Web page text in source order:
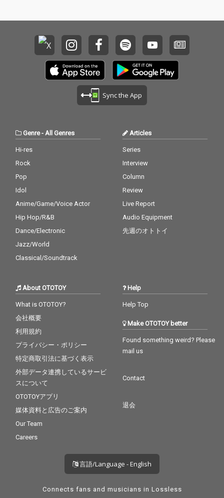
Sync the App
Genre- All Genres
Hi-res
Rock
Pop
Idol
Anime/Game/Voice Actor
Hip Hop/R&B
Dance/Electronic
Jazz/World
Classical/Soundtrack
Articles
Series
Interview
Column
Review
Live Report
Audio Equipment
先週のオトトイ
About OTOTOY
What is OTOTOY?
会社概要
利用規約
プライバシー・ポリシー
特定商取引法に基づく表示
外部データ連携しているサービ
スについて
OTOTOYアプリ
媒体資料と広告のご案内
Our Team
Careers
Help
Help Top
Make OTOTOY better
Found something weird? Please
mail us
Contact
退会
言語/Language - English
Connects fans and musicians in Lossless